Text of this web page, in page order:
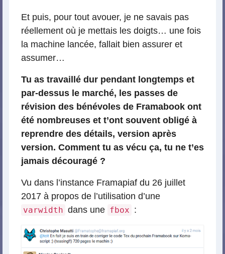
Et puis, pour tout avouer, je ne savais pas
réellement où je mettais les doigts… une fois
la machine lancée, fallait bien assurer et
assumer…
Tu as travaillé dur pendant longtemps et
par-dessus le marché, les passes de
révision des bénévoles de Framabook ont
été nombreuses et t’ont souvent obligé à
reprendre des détails, version après
version. Comment tu as vécu ça, tu ne t’es
jamais découragé ?
Vu dans l’instance Framapiaf du 26 juillet
2017 à propos de l’utilisation d’une
varwidth dans une fbox :